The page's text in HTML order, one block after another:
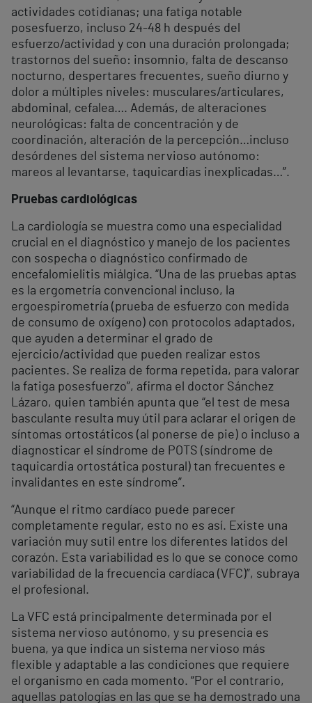
actividades cotidianas; una fatiga notable
posesfuerzo, incluso 24-48 h después del
esfuerzo/actividad y con una duración prolongada;
trastornos del sueño: insomnio, falta de descanso
nocturno, despertares frecuentes, sueño diurno y
dolor a múltiples niveles: musculares/articulares,
abdominal, cefalea…. Además, de alteraciones
neurológicas: falta de concentración y de
coordinación, alteración de la percepción…incluso
desórdenes del sistema nervioso autónomo:
mareos al levantarse, taquicardias inexplicadas…”.
Pruebas cardiológicas
La cardiología se muestra como una especialidad
crucial en el diagnóstico y manejo de los pacientes
con sospecha o diagnóstico confirmado de
encefalomielitis miálgica. “Una de las pruebas aptas
es la ergometría convencional incluso, la
ergoespirometría (prueba de esfuerzo con medida
de consumo de oxígeno) con protocolos adaptados,
que ayuden a determinar el grado de
ejercicio/actividad que pueden realizar estos
pacientes. Se realiza de forma repetida, para valorar
la fatiga posesfuerzo”, afirma el doctor Sánchez
Lázaro, quien también apunta que “el test de mesa
basculante resulta muy útil para aclarar el origen de
síntomas ortostáticos (al ponerse de pie) o incluso a
diagnosticar el síndrome de POTS (síndrome de
taquicardia ortostática postural) tan frecuentes e
invalidantes en este síndrome”.
“Aunque el ritmo cardíaco puede parecer
completamente regular, esto no es así. Existe una
variación muy sutil entre los diferentes latidos del
corazón. Esta variabilidad es lo que se conoce como
variabilidad de la frecuencia cardíaca (VFC)”, subraya
el profesional.
La VFC está principalmente determinada por el
sistema nervioso autónomo, y su presencia es
buena, ya que indica un sistema nervioso más
flexible y adaptable a las condiciones que requiere
el organismo en cada momento. “Por el contrario,
aquellas patologías en las que se ha demostrado una